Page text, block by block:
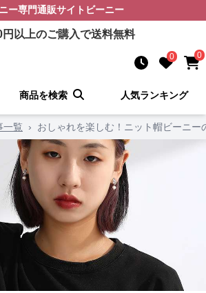
ー専門通販サイト ビーニー
円以上のご購入で送料無料
0 0
商品を検索 人気ランキング
一覧 › おしゃれを楽しむ！ニット帽ビーニー